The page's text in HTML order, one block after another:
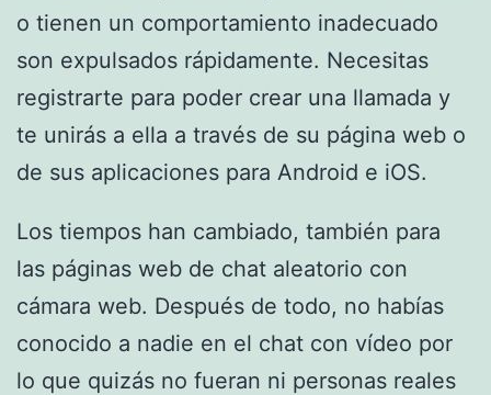
o tienen un comportamiento inadecuado
son expulsados rápidamente. Necesitas
registrarte para poder crear una llamada y
te unirás a ella a través de su página web o
de sus aplicaciones para Android e iOS.
Los tiempos han cambiado, también para
las páginas web de chat aleatorio con
cámara web. Después de todo, no habías
conocido a nadie en el chat con vídeo por
lo que quizás no fueran ni personas reales